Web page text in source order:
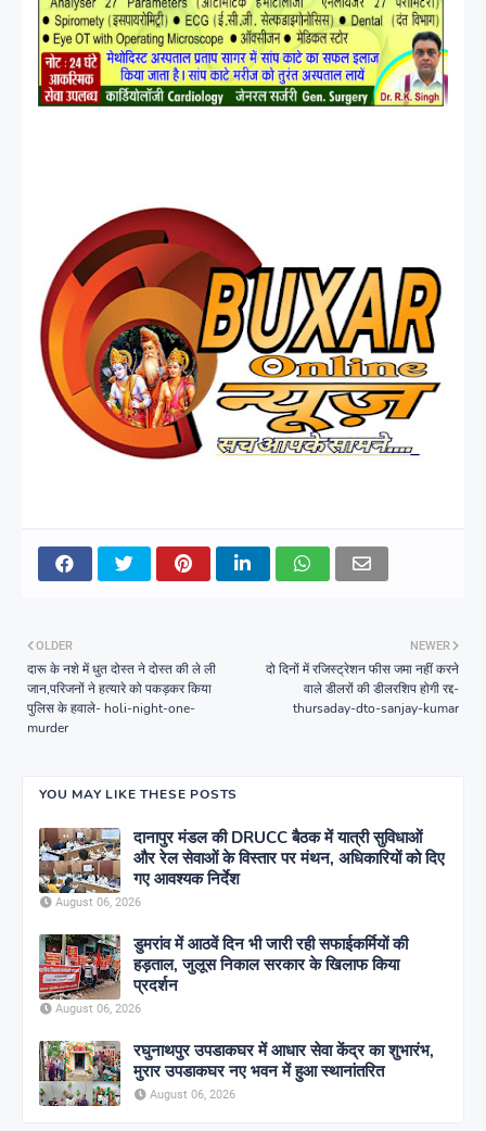
NEWER
दो दिनों में रजिस्ट्रेशन फीस जमा नहीं करने
वाले डीलरों की डीलरशिप होगी रद्द-
thursaday-dto-sanjay-kumar
OLDER
दारू के नशे में धुत दोस्त ने दोस्त की ले ली
जान,परिजनों ने हत्यारे को पकड़कर किया
पुलिस के हवाले- holi-night-one-
murder
YOU MAY LIKE THESE POSTS
दानापुर मंडल की DRUCC बैठक में यात्री सुविधाओं
और रेल सेवाओं के विस्तार पर मंथन, अधिकारियों को दिए
गए आवश्यक निर्देश
August 06, 2026
डुमरांव में आठवें दिन भी जारी रही सफाईकर्मियों की
हड़ताल, जुलूस निकाल सरकार के खिलाफ किया
प्रदर्शन
August 06, 2026
रघुनाथपुर उपडाकघर में आधार सेवा केंद्र का शुभारंभ,
मुरार उपडाकघर नए भवन में हुआ स्थानांतरित
August 06, 2026